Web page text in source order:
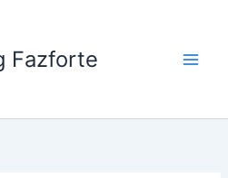
Fazforte